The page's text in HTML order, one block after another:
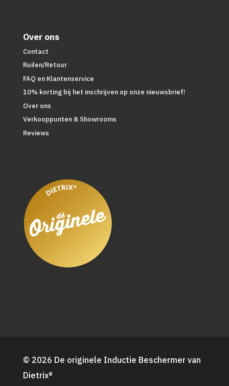
.
Over ons
Contact
Ruilen/Retour
FAQ en Klantenservice
10% korting bij het inschrijven op onze nieuwsbrief!
Over ons
Verkooppunten & Showrooms
Reviews
© 2026 De originele Inductie Beschermer van
Dietrix®